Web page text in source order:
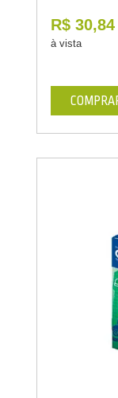
R$ 30,84
à vista